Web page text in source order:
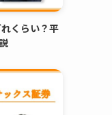
くらい？平